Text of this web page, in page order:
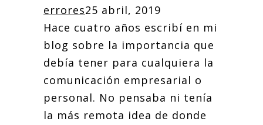
errores25 abril, 2019
Hace cuatro años escribí en mi
blog sobre la importancia que
debía tener para cualquiera la
comunicación empresarial o
personal. No pensaba ni tenía
la más remota idea de donde